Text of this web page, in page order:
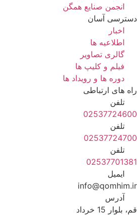
انجمن صنایع همگن
دسترسی آسان
اخبار
اطلاعیه ها
گالری تصاویر
فیلم و کلیپ ها
دوره ها و رویداد ها
راه های ارتباطی
تلفن
02537724600
تلفن
02537724700
تلفن
02537701381
ایمیل
info@qomhim.ir
آدرس
قم، بلوار 15 خرداد